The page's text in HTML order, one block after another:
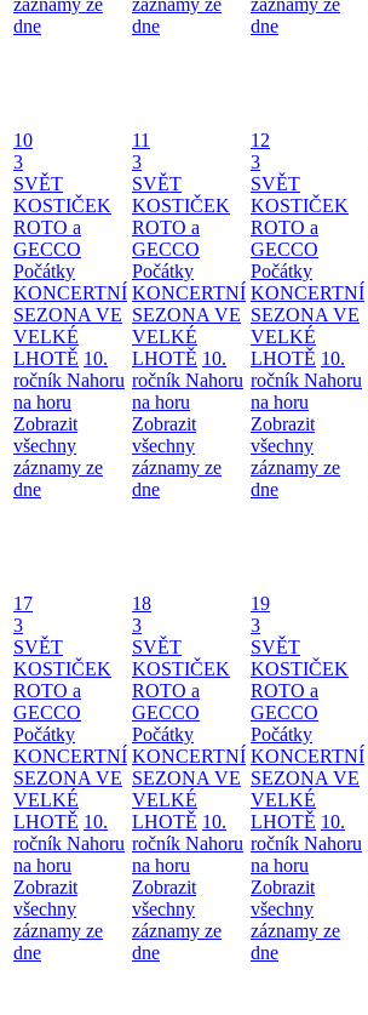
záznamy ze
dne
záznamy ze
dne
záznamy ze
dne
10
3
SVĚT
KOSTIČEK
ROTO a
GECCO
Počátky
KONCERTNÍ
SEZONA VE
VELKÉ
LHOTĚ 10.
ročník Nahoru
na horu
Zobrazit
všechny
záznamy ze
dne
11
3
SVĚT
KOSTIČEK
ROTO a
GECCO
Počátky
KONCERTNÍ
SEZONA VE
VELKÉ
LHOTĚ 10.
ročník Nahoru
na horu
Zobrazit
všechny
záznamy ze
dne
12
3
SVĚT
KOSTIČEK
ROTO a
GECCO
Počátky
KONCERTNÍ
SEZONA VE
VELKÉ
LHOTĚ 10.
ročník Nahoru
na horu
Zobrazit
všechny
záznamy ze
dne
17
3
SVĚT
KOSTIČEK
ROTO a
GECCO
Počátky
KONCERTNÍ
SEZONA VE
VELKÉ
LHOTĚ 10.
ročník Nahoru
na horu
Zobrazit
všechny
záznamy ze
dne
18
3
SVĚT
KOSTIČEK
ROTO a
GECCO
Počátky
KONCERTNÍ
SEZONA VE
VELKÉ
LHOTĚ 10.
ročník Nahoru
na horu
Zobrazit
všechny
záznamy ze
dne
19
3
SVĚT
KOSTIČEK
ROTO a
GECCO
Počátky
KONCERTNÍ
SEZONA VE
VELKÉ
LHOTĚ 10.
ročník Nahoru
na horu
Zobrazit
všechny
záznamy ze
dne